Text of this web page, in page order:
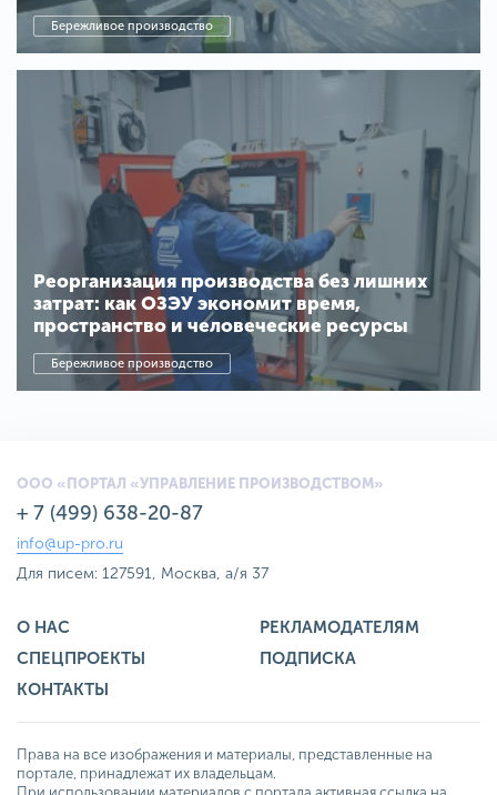
Бережливое производство
Реорганизация производства без лишних
затрат: как ОЗЭУ экономит время,
пространство и человеческие ресурсы
Бережливое производство
ООО «ПОРТАЛ «УПРАВЛЕНИЕ ПРОИЗВОДСТВОМ»
+ 7 (499) 638-20-87
info@up-pro.ru
Для писем: 127591, Москва, а/я 37
О НАС
РЕКЛАМОДАТЕЛЯМ
СПЕЦПРОЕКТЫ
ПОДПИСКА
КОНТАКТЫ
Права на все изображения и материалы, представленные на
портале, принадлежат их владельцам.